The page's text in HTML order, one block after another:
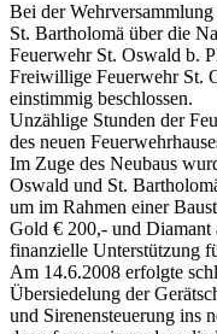
Bei der
St. Bartholomä über die
Feuerwehr St. Oswald b.
Freiwillige Feuerwehr St.
einstimmig beschlossen.
Unzählige Stunden der
des neuen
Im Zuge des Neubaus
Oswald und St.
um im Rahmen einer
Gold € 200,- und
finanzielle Unterstützung
Am 14.6.2008 erfolgte
Übersiedelung der
und Sirenensteuerung ins